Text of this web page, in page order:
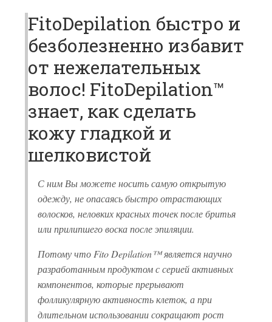
FitoDepilation быстро и
безболезненно избавит
от нежелательных
волос! FitoDepilation™
знает, как сделать
кожу гладкой и
шелковистой
С ним Вы можете носить самую открытую
одежду, не опасаясь быстро отрастающих
волосков, неловких красных точек после бритья
или прилипшего воска после эпиляции.
Потому что Fito Depilation™ является научно
разработанным продуктом с серией активных
компонентов, которые прерывают
фолликулярную активность клеток, а при
длительном использовании сокращают рост